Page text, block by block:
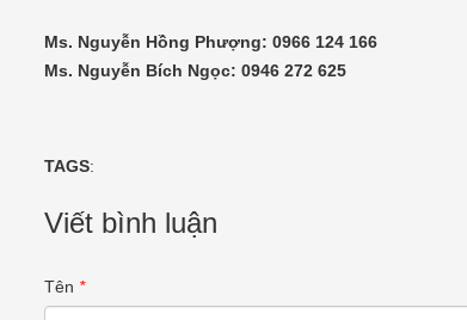
Ms. Nguyễn Hồng Phượng: 0966 124 166
Ms. Nguyễn Bích Ngọc: 0946 272 625
TAGS:
Viết bình luận
Tên *